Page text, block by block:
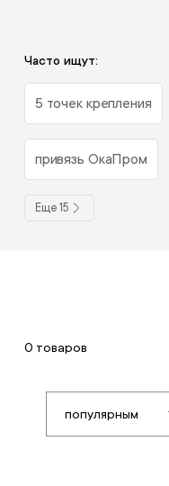
Часто ищут:
5 точек крепления
привязь ОкаПром
Еще 15
0 товаров
популярным